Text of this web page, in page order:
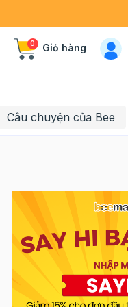
0 Giỏ hàng
Câu chuyện của Bee